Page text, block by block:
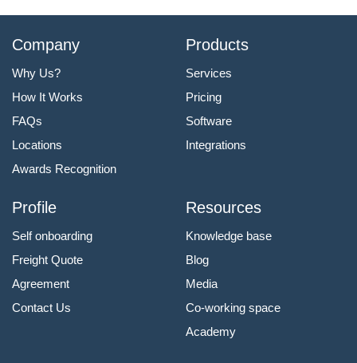
Company
Why Us?
How It Works
FAQs
Locations
Awards Recognition
Products
Services
Pricing
Software
Integrations
Profile
Self onboarding
Freight Quote
Agreement
Contact Us
Resources
Knowledge base
Blog
Media
Co-working space
Academy